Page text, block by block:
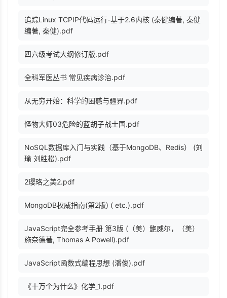
追踪Linux TCPIP代码运行-基于2.6内核 (秦健编著, 秦健
编著, 秦健).pdf
四六级考试大纲修订版.pdf
全科军医丛书 常见疾病诊治.pdf
从无穷开始：科学的困惑与疆界.pdf
怪物大师03危险的蓝胡子战士国.pdf
NoSQL数据库入门与实践（基于MongoDB、Redis） (刘
瑜 刘胜松).pdf
2璎珞之美2.pdf
MongoDB权威指南(第2版) ( etc.).pdf
JavaScript完全参考手册 第3版 (（美）鲍威尔，（美）
施奈德著, Thomas A Powell).pdf
JavaScript函数式编程思想 (潘俊).pdf
《十万个为什么》化学_1.pdf